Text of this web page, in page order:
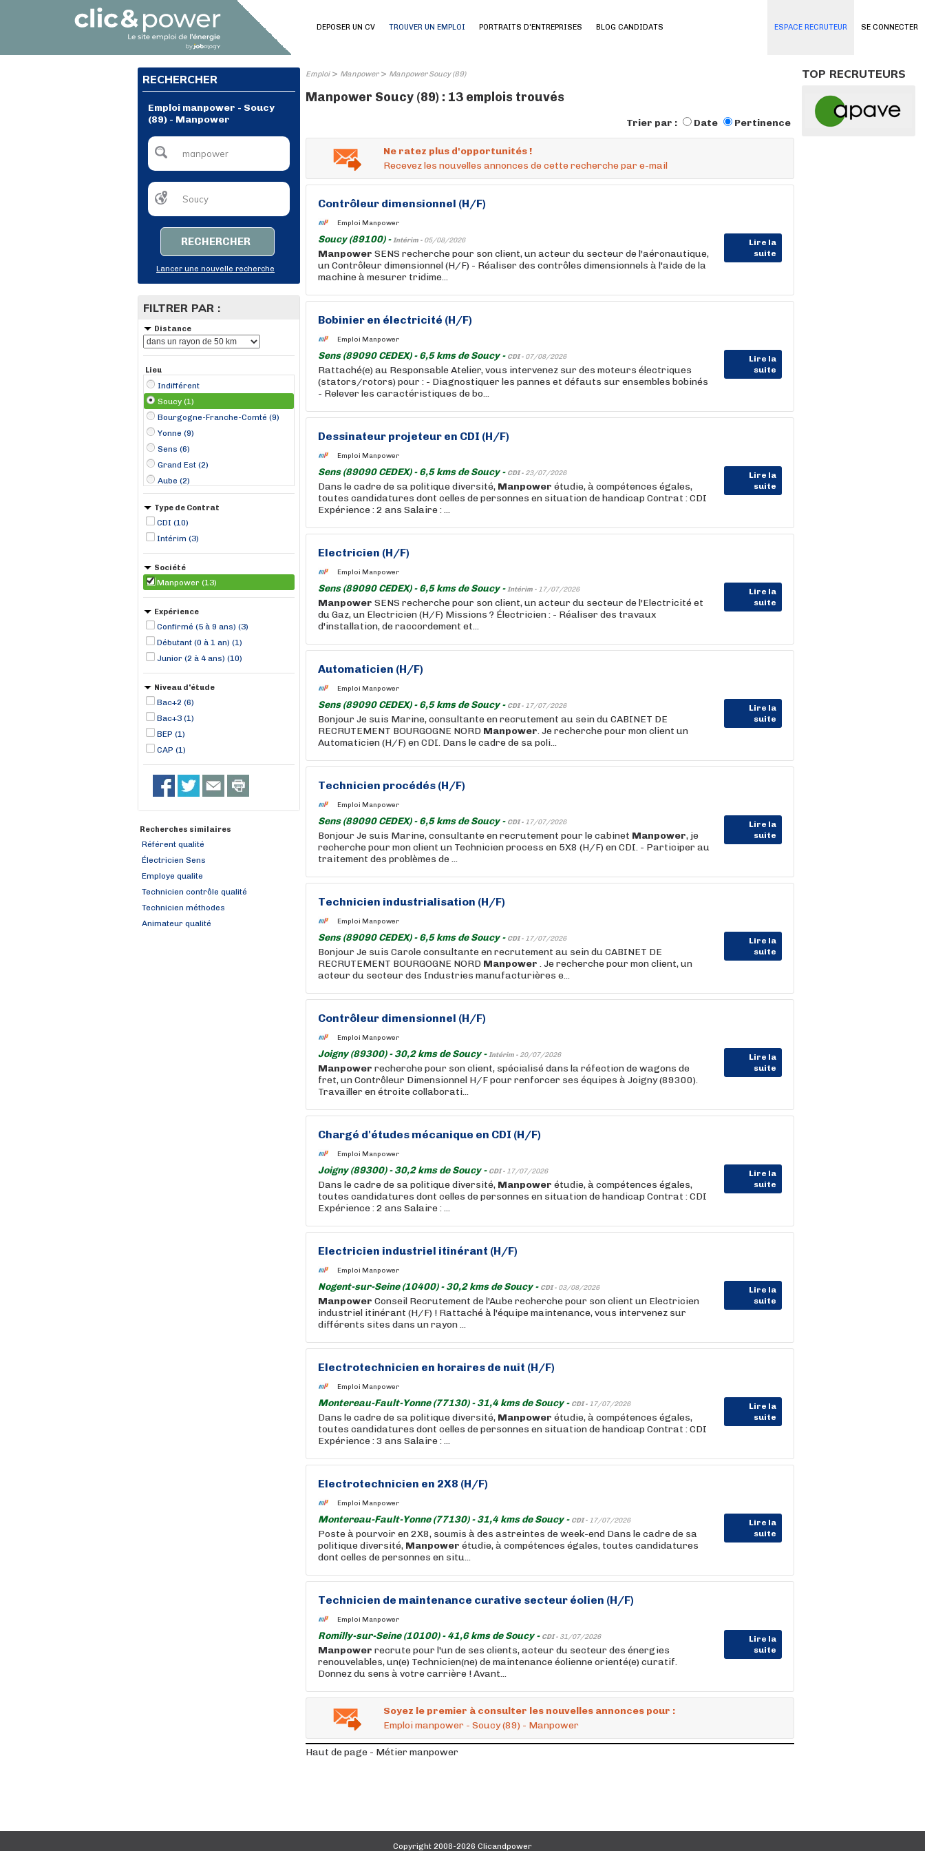
SE CONNECTER
DEPOSER UN CV TROUVER UN EMPLOI PORTRAITS D'ENTREPRISES BLOG CANDIDATS ESPACE RECRUTEUR
RECHERCHER
Emploi manpower - Soucy
(89) - Manpower
RECHERCHER
Lancer une nouvelle recherche
FILTRER PAR :
Distance
Lieu
Indifférent
Soucy (1)
Bourgogne-Franche-Comté (9)
Yonne (9)
Sens (6)
Grand Est (2)
Aube (2)
Joigny (2)
Montereau-Fault-Yonne (2)
Nogent-sur-Seine (1)
Romilly-sur-Seine (1)
Type de Contrat
CDI (10)
Intérim (3)
Société
Manpower (13)
Expérience
Confirmé (5 à 9 ans) (3)
Débutant (0 à 1 an) (1)
Junior (2 à 4 ans) (10)
Niveau d'étude
Bac+2 (6)
Bac+3 (1)
BEP (1)
CAP (1)
Recherches similaires
Référent qualité
Électricien Sens
Employe qualite
Technicien contrôle qualité
Technicien méthodes
Animateur qualité
Emploi> Manpower> Manpower Soucy (89)
Manpower Soucy (89) : 13 emplois trouvés
Trier par : Date Pertinence
Ne ratez plus d'opportunités !
Recevez les nouvelles annonces de cette recherche par e-mail
Contrôleur dimensionnel (H/F)
Emploi Manpower
Soucy (89100) -Intérim - 05/08/2026
Lire la
suite
Manpower SENS recherche pour son client, un acteur du secteur de l'aéronautique,
un Contrôleur dimensionnel (H/F) - Réaliser des contrôles dimensionnels à l'aide de la
machine à mesurer tridime...
Bobinier en électricité (H/F)
Emploi Manpower
Sens (89090 CEDEX) - 6,5 kms de Soucy - CDI - 07/08/2026
Lire la
suite
Rattaché(e) au Responsable Atelier, vous intervenez sur des moteurs électriques
(stators/rotors) pour : - Diagnostiquer les pannes et défauts sur ensembles bobinés
- Relever les caractéristiques de bo...
Dessinateur projeteur en CDI (H/F)
Emploi Manpower
Sens (89090 CEDEX) - 6,5 kms de Soucy - CDI - 23/07/2026
Lire la
suite
Dans le cadre de sa politique diversité, Manpower étudie, à compétences égales,
toutes candidatures dont celles de personnes en situation de handicap Contrat : CDI
Expérience : 2 ans Salaire : ...
Electricien (H/F)
Emploi Manpower
Sens (89090 CEDEX) - 6,5 kms de Soucy -Intérim - 17/07/2026
Lire la
suite
Manpower SENS recherche pour son client, un acteur du secteur de l'Electricité et
du Gaz, un Electricien (H/F) Missions ? Électricien : - Réaliser des travaux
d'installation, de raccordement et...
Automaticien (H/F)
Emploi Manpower
Sens (89090 CEDEX) - 6,5 kms de Soucy - CDI - 17/07/2026
Lire la
suite
Bonjour Je suis Marine, consultante en recrutement au sein du CABINET DE
RECRUTEMENT BOURGOGNE NORD Manpower. Je recherche pour mon client un
Automaticien (H/F) en CDI. Dans le cadre de sa poli...
Technicien procédés (H/F)
Emploi Manpower
Sens (89090 CEDEX) - 6,5 kms de Soucy - CDI - 17/07/2026
Lire la
suite
Bonjour Je suis Marine, consultante en recrutement pour le cabinet Manpower, je
recherche pour mon client un Technicien process en 5X8 (H/F) en CDI. - Participer au
traitement des problèmes de ...
Technicien industrialisation (H/F)
Emploi Manpower
Sens (89090 CEDEX) - 6,5 kms de Soucy - CDI - 17/07/2026
Lire la
suite
Bonjour Je suis Carole consultante en recrutement au sein du CABINET DE
RECRUTEMENT BOURGOGNE NORD Manpower . Je recherche pour mon client, un
acteur du secteur des Industries manufacturières e...
Contrôleur dimensionnel (H/F)
Emploi Manpower
Joigny (89300) - 30,2 kms de Soucy -Intérim - 20/07/2026
Lire la
suite
Manpower recherche pour son client, spécialisé dans la réfection de wagons de
fret, un Contrôleur Dimensionnel H/F pour renforcer ses équipes à Joigny (89300).
Travailler en étroite collaborati...
Chargé d'études mécanique en CDI (H/F)
Emploi Manpower
Joigny (89300) - 30,2 kms de Soucy - CDI - 17/07/2026
Lire la
suite
Dans le cadre de sa politique diversité, Manpower étudie, à compétences égales,
toutes candidatures dont celles de personnes en situation de handicap Contrat : CDI
Expérience : 2 ans Salaire : ...
Electricien industriel itinérant (H/F)
Emploi Manpower
Nogent-sur-Seine (10400) - 30,2 kms de Soucy - CDI - 03/08/2026
Lire la
suite
Manpower Conseil Recrutement de l'Aube recherche pour son client un Electricien
industriel itinérant (H/F) ! Rattaché à l'équipe maintenance, vous intervenez sur
différents sites dans un rayon ...
Electrotechnicien en horaires de nuit (H/F)
Emploi Manpower
Montereau-Fault-Yonne (77130) - 31,4 kms de Soucy - CDI - 17/07/2026
Lire la
suite
Dans le cadre de sa politique diversité, Manpower étudie, à compétences égales,
toutes candidatures dont celles de personnes en situation de handicap Contrat : CDI
Expérience : 3 ans Salaire : ...
Electrotechnicien en 2X8 (H/F)
Emploi Manpower
Montereau-Fault-Yonne (77130) - 31,4 kms de Soucy - CDI - 17/07/2026
Lire la
suite
Poste à pourvoir en 2X8, soumis à des astreintes de week-end Dans le cadre de sa
politique diversité, Manpower étudie, à compétences égales, toutes candidatures
dont celles de personnes en situ...
Technicien de maintenance curative secteur éolien (H/F)
Emploi Manpower
Romilly-sur-Seine (10100) - 41,6 kms de Soucy - CDI - 31/07/2026
Lire la
suite
Manpower recrute pour l'un de ses clients, acteur du secteur des énergies
renouvelables, un(e) Technicien(ne) de maintenance éolienne orienté(e) curatif.
Donnez du sens à votre carrière ! Avant...
Soyez le premier à consulter les nouvelles annonces pour :
Emploi manpower - Soucy (89) - Manpower
Haut de page - Métier manpower
TOP RECRUTEURS
Copyright 2008-2026 Clicandpower